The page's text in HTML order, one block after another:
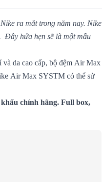
ra mắt trong năm nay. Nike
Đây hứa hẹn sẽ là một mẫu
và da cao cấp, bộ đệm Air Max
Air Max SYSTM có thể sử
chính hãng. Full box,